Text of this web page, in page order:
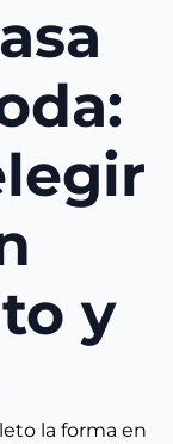
y
la forma en